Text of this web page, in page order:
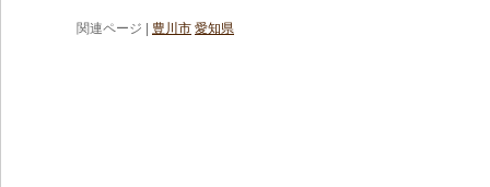
関連ページ | 豊川市 愛知県